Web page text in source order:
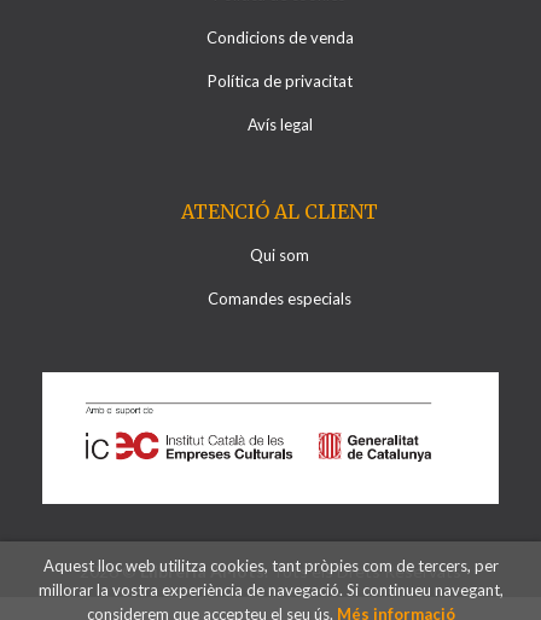
Condicions de venda
Política de privacitat
Avís legal
ATENCIÓ AL CLIENT
Qui som
Comandes especials
2026 ©Llibreria Al·lots. Tots els Drets Reservats
Aquest lloc web utilitza cookies, tant pròpies com de tercers, per
millorar la vostra experiència de navegació. Si continueu navegant,
considerem que accepteu el seu ús. Més informació